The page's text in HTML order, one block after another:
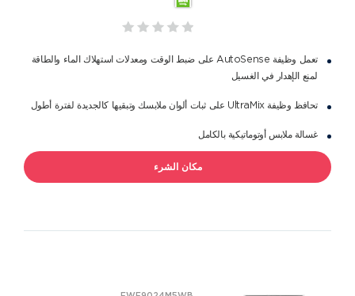
تعمل وظيفة AutoSense على ضبط الوقت ومعدلات استهلاك الماء والطاقة
لمنع الإهدار في الغسيل
تحافظ وظيفة UltraMix على ثبات ألوان ملابسك وتبقيها كالجديدة لفترة أطول
غسالة ملابس أوتوماتيكية بالكامل
مكان الشرء